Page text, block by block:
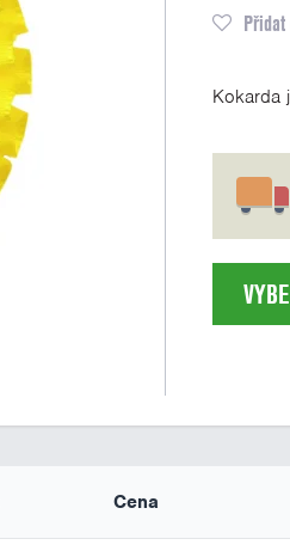
Kokarda
Cena